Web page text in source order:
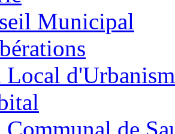
Municipal
Local